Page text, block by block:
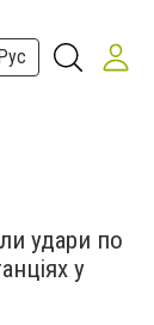
удари по
у